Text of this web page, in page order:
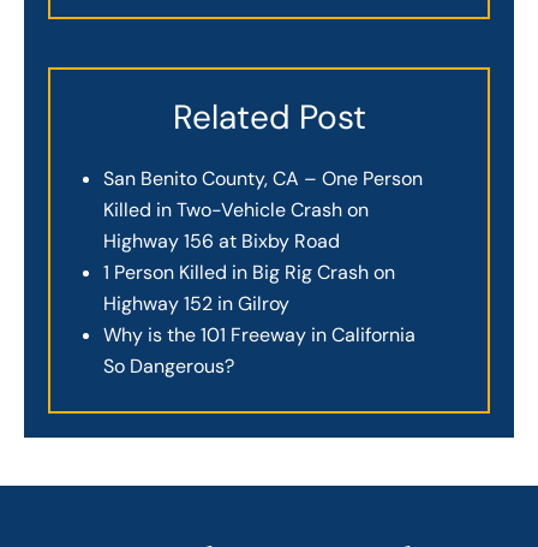
Related Post
San Benito County, CA – One Person
Killed in Two-Vehicle Crash on
Highway 156 at Bixby Road
1 Person Killed in Big Rig Crash on
Highway 152 in Gilroy
Why is the 101 Freeway in California
So Dangerous?